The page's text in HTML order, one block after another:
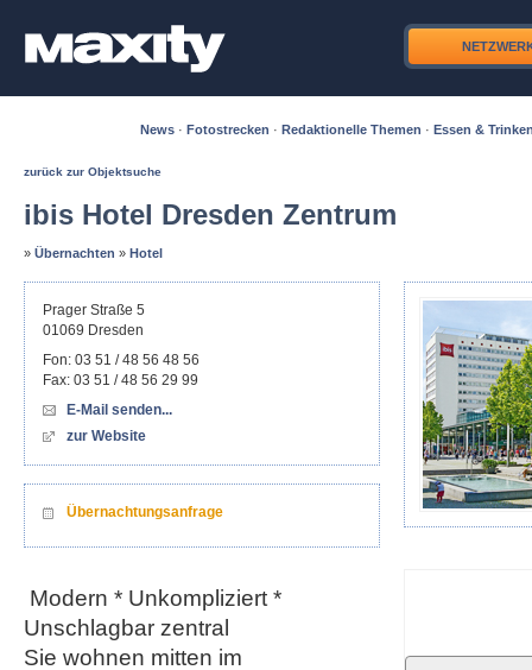
News · Fotostrecken · Redaktionelle Themen · Essen &
zurück zur Objektsuche
ibis Hotel Dresden Zentrum
» Übernachten » Hotel
Prager Straße 5
01069 Dresden
Fon: 03 51 / 48 56 48 56
Fax: 03 51 / 48 56 29 99
E-Mail senden...
zur Website
Übernachtungsanfrage
Modern * Unkompliziert *
Unschlagbar zentral
Sie wohnen mitten im